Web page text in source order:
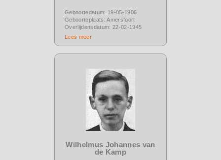
Geboortedatum: 19-05-1906
Geboorteplaats: Amersfoort
Overlijdensdatum: 22-02-1945
Lees meer
Wilhelmus Johannes van
de Kamp